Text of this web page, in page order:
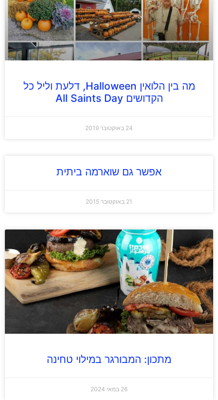
מה בין הלואין Halloween, דלעת וליל כל
הקדושים All Saints Day
24 באוקטובר 2019
אפשר גם שוארמה ביתית
21 באוקטובר 2015
מתכון: המבורגר במילוי טחינה
26 במאי 2024